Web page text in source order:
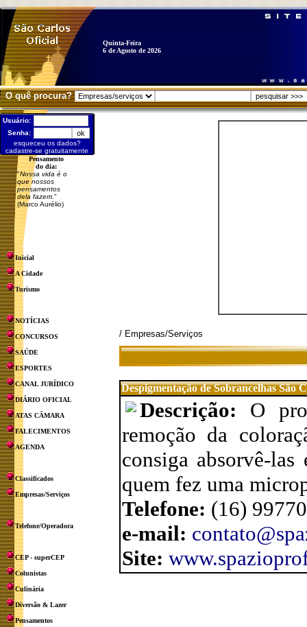
Quinta-Feira
6 de Agosto de 2026
O quê procura?
Usuário:
Senha:
esqueceu os dados?
cadastre-se gratuitamente
Pensamento
do dia:
"Nossa vida é o
que nossos
pensamentos
dela fazem. "
(Marco Aurélio)
Inicial
A Cidade
Turismo
NOTÍCIAS
CONCURSOS
SAÚDE
ESPORTES
CANAL JURÍDICO
DIÁRIO OFICIAL
ATAS CÂMARA
FALECIMENTOS
AGENDA
Classificados
Empresas/Serviços
Telefone/Operadora
CEP - superCEP
Colunistas
Culinária
Diversão & Lazer
Pensamentos
/ Empresas/Serviços
Despigmentação de Sobrancelhas São
Descrição: O
remoção da
consiga absorvê-
quem fez uma
Telefone: (16)
e-mail:
Site: